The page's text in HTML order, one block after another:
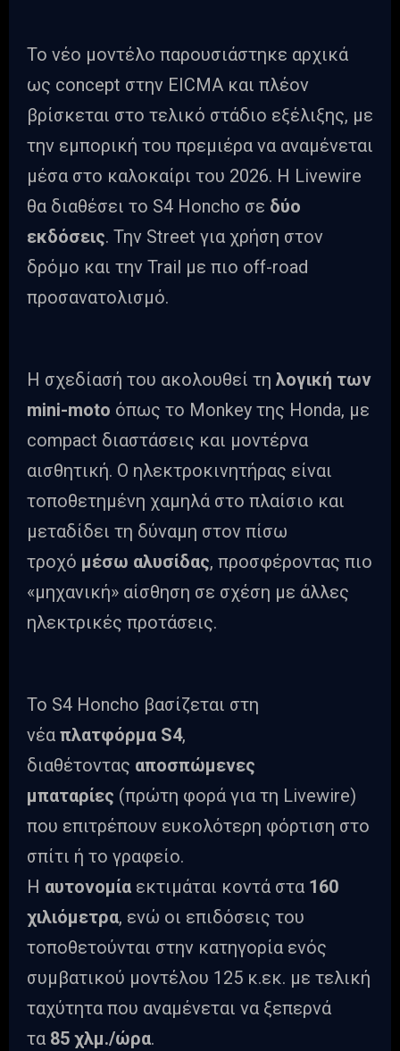
Το νέο μοντέλο παρουσιάστηκε αρχικά
ως concept στην EICMA και πλέον
βρίσκεται στο τελικό στάδιο εξέλιξης, με
την εμπορική του πρεμιέρα να αναμένεται
μέσα στο καλοκαίρι του 2026. Η Livewire
θα διαθέσει το S4 Honcho σε δύο
εκδόσεις. Την Street για χρήση στον
δρόμο και την Trail με πιο off-road
προσανατολισμό.
Η σχεδίασή του ακολουθεί τη λογική των
mini-moto όπως το Monkey της Honda, με
compact διαστάσεις και μοντέρνα
αισθητική. Ο ηλεκτροκινητήρας είναι
τοποθετημένη χαμηλά στο πλαίσιο και
μεταδίδει τη δύναμη στον πίσω
τροχό μέσω αλυσίδας, προσφέροντας πιο
«μηχανική» αίσθηση σε σχέση με άλλες
ηλεκτρικές προτάσεις.
Το S4 Honcho βασίζεται στη
νέα πλατφόρμα S4,
διαθέτοντας αποσπώμενες
μπαταρίες (πρώτη φορά για τη Livewire)
που επιτρέπουν ευκολότερη φόρτιση στο
σπίτι ή το γραφείο.
Η αυτονομία εκτιμάται κοντά στα 160
χιλιόμετρα, ενώ οι επιδόσεις του
τοποθετούνται στην κατηγορία ενός
συμβατικού μοντέλου 125 κ.εκ. με τελική
ταχύτητα που αναμένεται να ξεπερνά
τα 85 χλμ./ώρα.